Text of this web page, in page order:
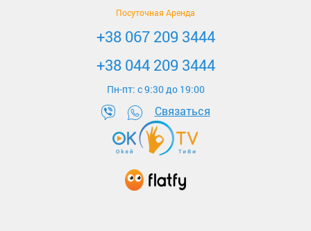
Посуточная Аренда
+38 067 209 3444
+38 044 209 3444
Пн-пт: c 9:30 до 19:00
Связаться